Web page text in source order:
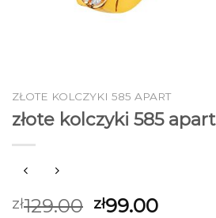
ZŁOTE KOLCZYKI 585 APART
złote kolczyki 585 apart
zł129.00 zł99.00